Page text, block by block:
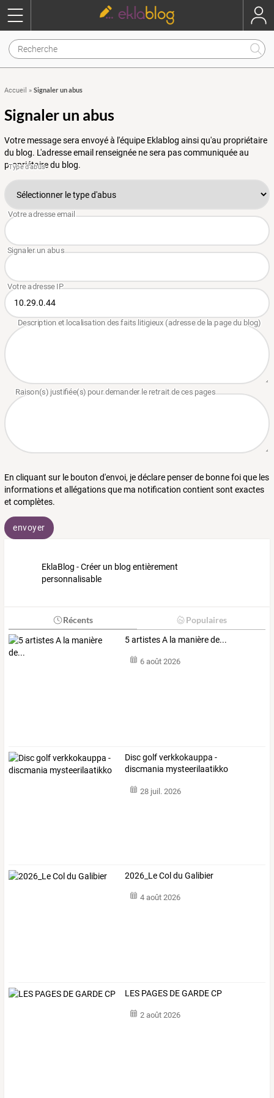
Accueil » Signaler un abus
Signaler un abus
Votre message sera envoyé à l'équipe Eklablog ainsi qu'au propriétaire
du blog. L'adresse email renseignée ne sera pas communiquée au
propriétaire du blog.
En cliquant sur le bouton d'envoi, je déclare penser de bonne foi que les
informations et allégations que ma notification contient sont exactes
et complètes.
envoyer
EklaBlog - Créer un blog entièrement
personnalisable
Récents Populaires
5 artistes A la manière de...
6 août 2026
Disc golf verkkokauppa -
discmania mysteerilaatikko
28 juil. 2026
2026_Le Col du Galibier
4 août 2026
LES PAGES DE GARDE CP
2 août 2026